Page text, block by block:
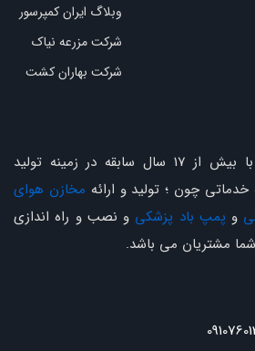
وبلاگ ایران کمپرسور
شرکت مزرعه نیاک
شرکت بهاران کشت
با بیش از 17 سال سابقه در زمینه تولید
خدماتی چون ؛ تولید و ارائه مخازن هوای
و پمپ باد پزشکی و نصب و راه اندازی
مشتریان می باشد.